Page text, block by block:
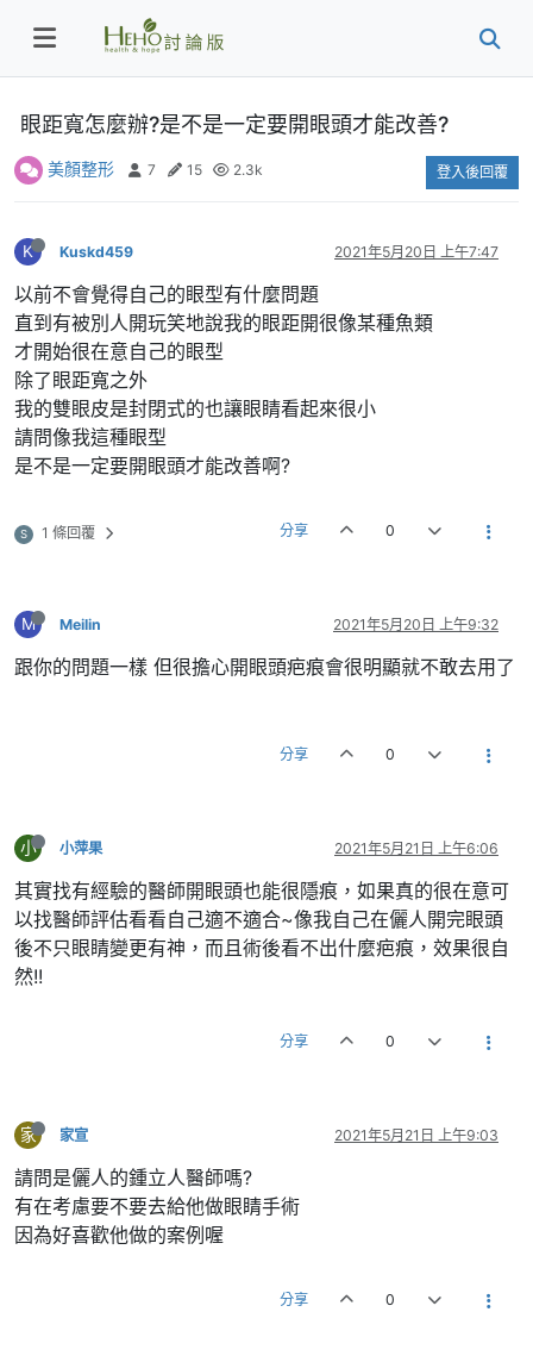
眼距寬怎麼辦?是不是一定要開眼頭才能改善?
美顏整形 7 15 2.3k 登入後回覆
K Kuskd459 2021年5月20日 上午7:47
以前不會覺得自己的眼型有什麼問題
直到有被別人開玩笑地說我的眼距開很像某種魚類
才開始很在意自己的眼型
除了眼距寬之外
我的雙眼皮是封閉式的也讓眼睛看起來很小
請問像我這種眼型
是不是一定要開眼頭才能改善啊?
S 1 條回覆 分享 0
M Meilin 2021年5月20日 上午9:32
跟你的問題一樣 但很擔心開眼頭疤痕會很明顯就不敢去用了
分享 0
小 小萍果 2021年5月21日 上午6:06
其實找有經驗的醫師開眼頭也能很隱痕，如果真的很在意可
以找醫師評估看看自己適不適合~像我自己在儷人開完眼頭
後不只眼睛變更有神，而且術後看不出什麼疤痕，效果很自
然!!
分享 0
家 家宣 2021年5月21日 上午9:03
請問是儷人的鍾立人醫師嗎?
有在考慮要不要去給他做眼睛手術
因為好喜歡他做的案例喔
分享 0